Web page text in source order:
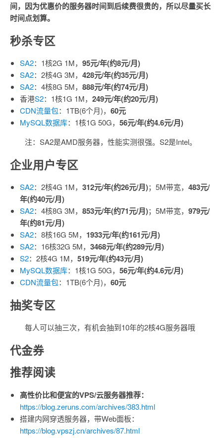
间，因为优惠价的服务器时间到后续费很贵的，所以尽量买长
时间点划算。
秒杀专区
SA2：1核2G 1M， 95元/年(约8元/月)
SA2：2核4G 3M， 428元/年(约35元/月)
SA2：4核8G 5M， 888元/年(约74元/月)
香港S2：1核1G 1M， 249元/年(约20元/月)
CDN流量包：1TB(6个月)， 60元
MySQL数据库：1核1G 50G， 56元/年(约4.6元/月)
注：SA2是AMD服务器，性能实测很强。S2是Intel。
企业用户专区
SA2：2核4G 1M， 312元/年(约26元/月)；5M带宽， 483元/
年(约40元/月)
SA2：4核8G 3M， 853元/年(约71元/月)；5M带宽， 979元/
年(约81元/月)
SA2：8核16G 5M， 1933元/年(约161元/月)
SA2：16核32G 5M， 3468元/年(约289元/月)
S2：2核4G 1M， 519元/年(约43元/月)
MySQL数据库：1核1G 50G， 56元/年(约4.6元/月)
CDN流量包：1TB(6个月)， 60元
抽奖专区
每人可以抽三次，有机会抽到10年的2核4G服务器哦
代金券
推荐阅读
高性价比和便宜的VPS/云服务器推荐：
https://blog.zeruns.com/archives/383.html
搭建内网穿透服务器，带Web面板：
https://blog.vpszj.cn/archives/87.html